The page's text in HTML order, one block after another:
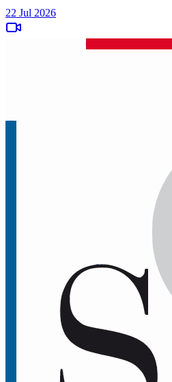
22 Jul 2026